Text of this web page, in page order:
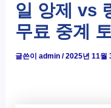
일 앙제 vs
무료 중계
글쓴이admin/2025년 11월